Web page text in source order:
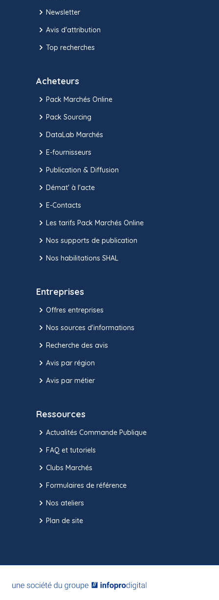
Newsletter
Avis d'attribution
Top recherches
Acheteurs
Pack Marchés Online
Pack Sourcing
DataLab Marchés
E-fournisseurs
Publication & Diffusion
Démat' à l'acte
E-Contacts
Les tarifs Pack Marchés Online
Nos supports de publication
Nos habilitations SHAL
Entreprises
Offres entreprises
Nos sources d'informations
Recherche des avis
Avis par région
Avis par métier
Ressources
Actualités Commande Publique
FAQ et tutoriels
Clubs Marchés
Formulaires de référence
Nos ateliers
Plan de site